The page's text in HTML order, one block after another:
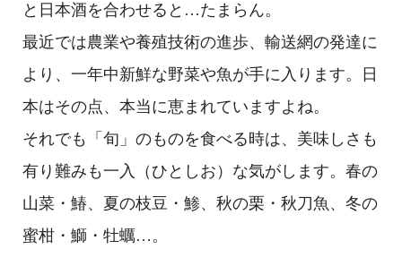
と日本酒を合わせると…たまらん。
最近では農業や養殖技術の進歩、輸送網の発達に
より、一年中新鮮な野菜や魚が手に入ります。日
本はその点、本当に恵まれていますよね。
それでも「旬」のものを食べる時は、美味しさも
有り難みも一入（ひとしお）な気がします。春の
山菜・鰆、夏の枝豆・鯵、秋の栗・秋刀魚、冬の
蜜柑・鰤・牡蠣…。